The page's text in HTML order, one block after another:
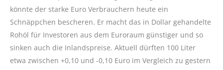
könnte der starke Euro Verbrauchern heute ein
Schnäppchen bescheren. Er macht das in Dollar gehandelte
Rohöl für Investoren aus dem Euroraum günstiger und so
sinken auch die Inlandspreise. Aktuell dürften 100 Liter
etwa zwischen +0,10 und -0,10 Euro im Vergleich zu gestern